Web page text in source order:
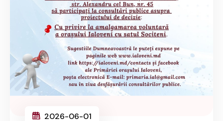
2026-06-01